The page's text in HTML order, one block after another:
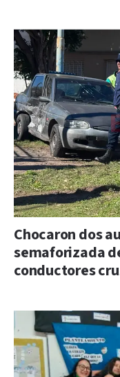
Chocaron dos
semaforizada
conductores